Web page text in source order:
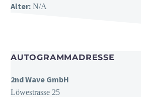
Alter: N/A
AUTOGRAMMADRESSE
2nd Wave GmbH
Löwestrasse 25